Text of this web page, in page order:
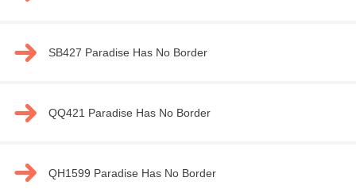
SB427 Paradise Has No Border
QQ421 Paradise Has No Border
QH1599 Paradise Has No Border